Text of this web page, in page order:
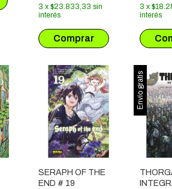
3 x $23.833,33 sin
interés
3 x
interés
SERAPH OF THE
END # 19
Envío gratis